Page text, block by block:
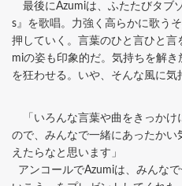
最後にAzumiは、ふたたびタブ
s』を歌唱。力強く高らかに歌う
押していく。言葉のひと言ひと言
miの姿も印象的だ。気持ちを解
を狂わせる。いや、そんな風に気
「いろんな言葉や曲をきっかけ
ので、みんなで一緒にあったか
えたらなと思います」
アンコールでAzumiは、みんな